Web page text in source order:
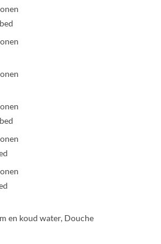
en koud water, Douche